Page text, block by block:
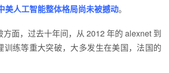
美人工智能整体格局尚未被撼动。
面，过去十年间，从 2012 年的 alexnet 到
练等重大突破，大多发生在美国，法国的